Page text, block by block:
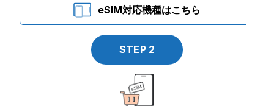
eSIM対応機種はこちら
STEP 2